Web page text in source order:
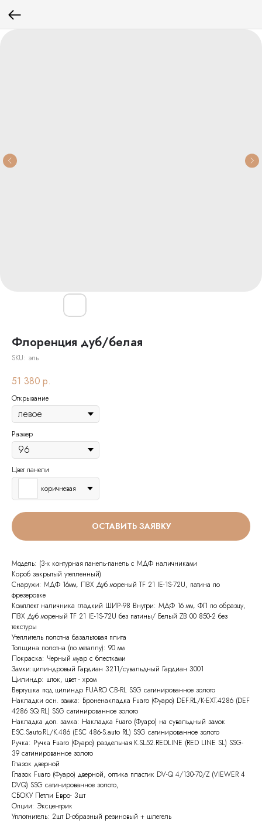
Флоренция дуб/белая
SKU: эль
51 380 р.
Открывание
Размер
Цвет панели
коричневая
ОСТАВИТЬ ЗАЯВКУ
Модель: (3-х контурная панель-панель с МДФ наличниками
Короб закрытый утепленный)
Снаружи: МДФ 16мм, ПВХ Дуб мореный TF 21 IE-1S-72U, патина по
фрезеровке
Комплект наличника гладкий ШИР-98 Внутри: МДФ 16 мм, ФЛ по образцу,
ПВХ Дуб мореный TF 21 IE-1S-72U без патины/ Белый ZB 00 850-2 без
текстуры
Утеплитель полотна базальтовая плита
Толщина полотна (по металлу): 90 мм
Покраска: Черный муар с блестками
Замки:цилиндровый Гардиан 3211/сувальдный Гардиан 3001
Цилиндр: шток, цвет - хром
Вертушка под цилиндр FUARO CB-RL SSG сатинированное золото
Накладки осн. замка: Броненакладка Fuaro (Фуаро) DEF.RL/K-EXT.4286 (DEF
4286 SQ RL) SSG сатинированное золото
Накладка доп. замка: Накладка Fuaro (Фуаро) на сувальдный замок
ESC.Sauto.RL/K.486 (ESC 486-S.auto RL) SSG сатинированное золото
Ручка: Ручка Fuaro (Фуаро) раздельная K.SL52.REDLINE (RED LINE SL) SSG-
39 сатинированное золото
Глазок дверной
Глазок Fuaro (Фуаро) дверной, оптика пластик DV-Q 4/130-70/Z (VIEWER 4
DVQ) SSG сатинированное золото,
СБОКУ Петли Евро- 3шт
Опции: Эксцентрик
Уплотнитель: 2шт D-образный резиновый + шлегель